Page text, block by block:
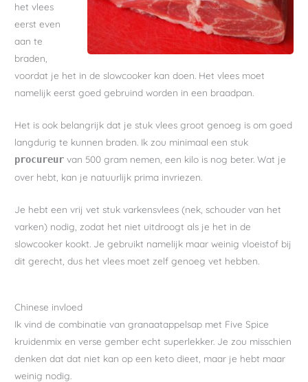
het vlees
eerst even
aan te
braden,
voordat je het in de slowcooker kan doen. Het vlees moet
namelijk eerst goed gebruind worden in een braadpan.
Het is ook belangrijk dat je stuk vlees groot genoeg is om goed
langdurig te kunnen braden. Ik zou minimaal een stuk
procureur van 500 gram nemen, een kilo is nog beter. Wat je
over hebt, kan je natuurlijk prima invriezen.
Je hebt een vrij vet stuk varkensvlees (nek, schouder van het
varken) nodig, zodat het niet uitdroogt als je het in de
slowcooker kookt. Je gebruikt namelijk maar weinig vloeistof bij
dit gerecht, dus het vlees moet zelf genoeg vet hebben.
Chinese invloed
Ik vind de combinatie van granaatappelsap met Five Spice
kruidenmix en verse gember echt superlekker. Je zou misschien
denken dat dat niet kan op een keto dieet, maar je hebt maar
weinig nodig.